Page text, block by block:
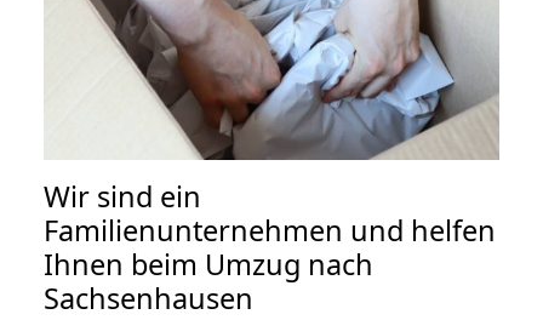
Wir sind ein
Familienunternehmen und helfen
Ihnen beim Umzug nach
Sachsenhausen